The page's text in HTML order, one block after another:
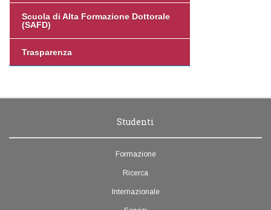
Scuola di Alta Formazione Dottorale
(SAFD)
Trasparenza
Studenti
Formazione
Ricerca
Internazionale